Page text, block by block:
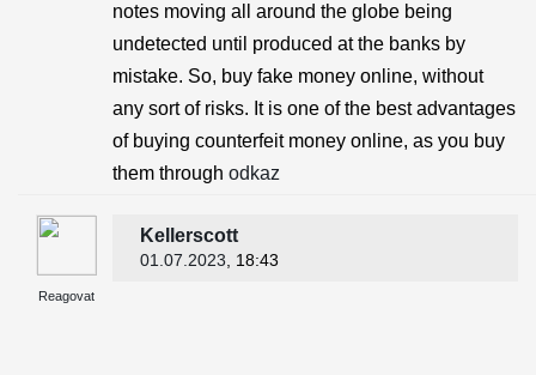
notes moving all around the globe being
undetected until produced at the banks by
mistake. So, buy fake money online, without
any sort of risks. It is one of the best advantages
of buying counterfeit money online, as you buy
them through odkaz
Reagovat
Kellerscott
01.07.2023 , 18:43